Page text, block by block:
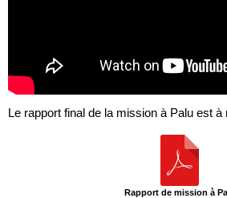
Le rapport final de la mission à Palu est
Rapport de mission à